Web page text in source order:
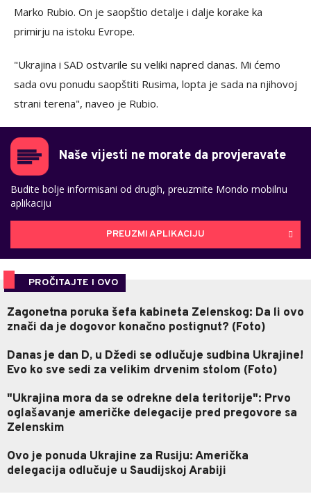
Marko Rubio. On je saopštio detalje i dalje korake ka
primirju na istoku Evrope.
"Ukrajina i SAD ostvarile su veliki napred danas. Mi ćemo
sada ovu ponudu saopštiti Rusima, lopta je sada na njihovoj
strani terena", naveo je Rubio.
Naše vijesti ne morate da provjeravate
Budite bolje informisani od drugih, preuzmite Mondo mobilnu
aplikaciju
PREUZMI APLIKACIJU
PROČITAJTE I OVO
Zagonetna poruka šefa kabineta Zelenskog: Da li ovo
znači da je dogovor konačno postignut? (Foto)
Danas je dan D, u Džedi se odlučuje sudbina Ukrajine!
Evo ko sve sedi za velikim drvenim stolom (Foto)
"Ukrajina mora da se odrekne dela teritorije": Prvo
oglašavanje američke delegacije pred pregovore sa
Zelenskim
Ovo je ponuda Ukrajine za Rusiju: Američka
delegacija odlučuje u Saudijskoj Arabiji